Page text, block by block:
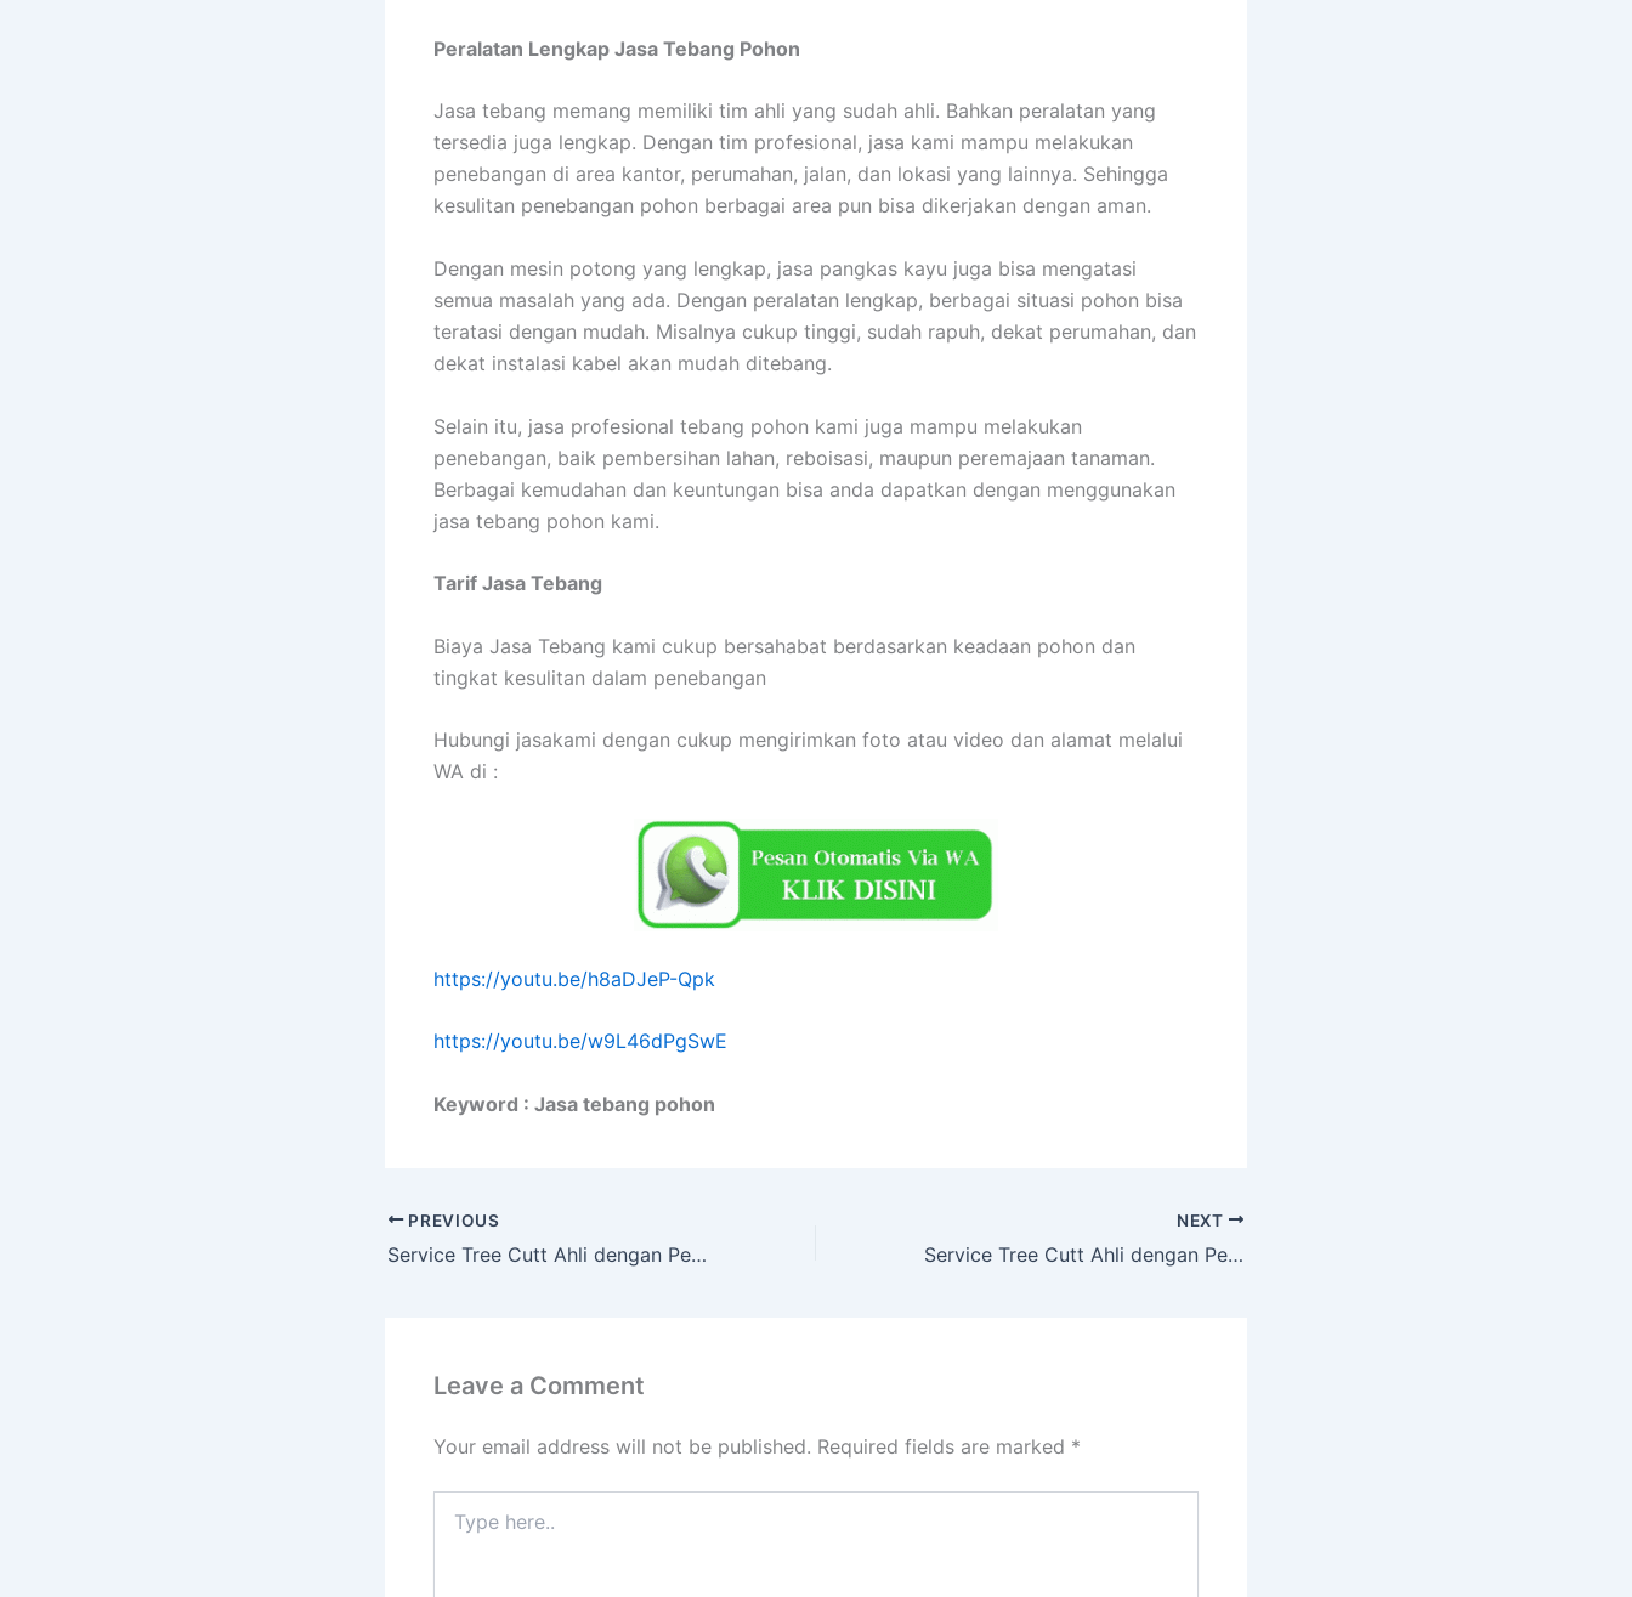
Peralatan Lengkap Jasa Tebang Pohon
Jasa tebang memang memiliki tim ahli yang sudah ahli. Bahkan peralatan yang
tersedia juga lengkap. Dengan tim profesional, jasa kami mampu melakukan
penebangan di area kantor, perumahan, jalan, dan lokasi yang lainnya. Sehingga
kesulitan penebangan pohon berbagai area pun bisa dikerjakan dengan aman.
Dengan mesin potong yang lengkap, jasa pangkas kayu juga bisa mengatasi
semua masalah yang ada. Dengan peralatan lengkap, berbagai situasi pohon bisa
teratasi dengan mudah. Misalnya cukup tinggi, sudah rapuh, dekat perumahan, dan
dekat instalasi kabel akan mudah ditebang.
Selain itu, jasa profesional tebang pohon kami juga mampu melakukan
penebangan, baik pembersihan lahan, reboisasi, maupun peremajaan tanaman.
Berbagai kemudahan dan keuntungan bisa anda dapatkan dengan menggunakan
jasa tebang pohon kami.
Tarif Jasa Tebang
Biaya Jasa Tebang kami cukup bersahabat berdasarkan keadaan pohon dan
tingkat kesulitan dalam penebangan
Hubungi jasakami dengan cukup mengirimkan foto atau video dan alamat melalui
WA di :
https://youtu.be/h8aDJeP-Qpk
https://youtu.be/w9L46dPgSwE
Keyword : Jasa tebang pohon
PREVIOUS
Service Tree Cutt Ahli dengan Peralatan Komplit Sanden
NEXT
Service Tree Cutt Ahli dengan Peralatan Komplit MLATI
Leave a Comment
Your email address will not be published. Required fields are marked *
here..